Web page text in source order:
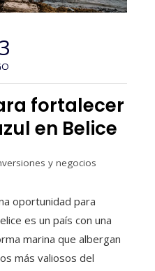
fortalecer
en Belice
y negocios
oportunidad para
es un país con una
marina que albergan
más valiosos del